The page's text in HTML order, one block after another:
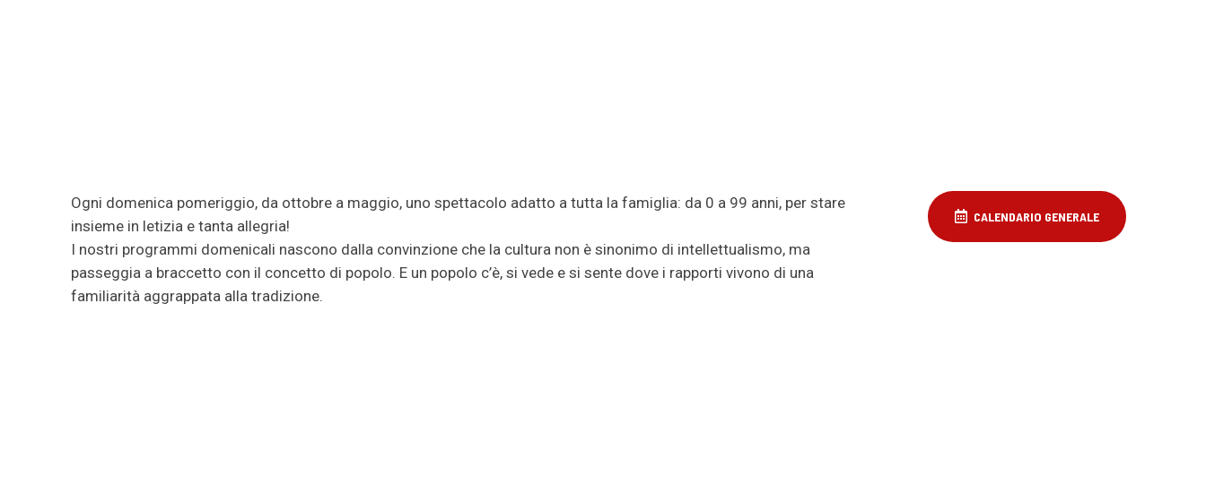
Ogni domenica pomeriggio, da ottobre a maggio, uno spettacolo adatto a tutta la famiglia: da 0 a 99 anni, per stare
insieme in letizia e tanta allegria!
I nostri programmi domenicali nascono dalla convinzione che la cultura non è sinonimo di intellettualismo, ma
passeggia a braccetto con il concetto di popolo. E un popolo c’è, si vede e si sente dove i rapporti vivono di una
familiarità aggrappata alla tradizione.
CALENDARIO GENERALE